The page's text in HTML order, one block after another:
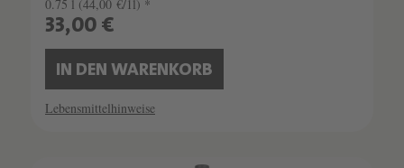
0.75 l (44,00 €/1l) *
33,00 €
IN DEN WARENKORB
Lebensmittelhinweise